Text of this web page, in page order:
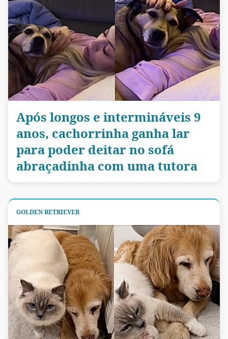
Após longos e intermináveis 9
anos, cachorrinha ganha lar
para poder deitar no sofá
abraçadinha com uma tutora
GOLDEN RETRIEVER